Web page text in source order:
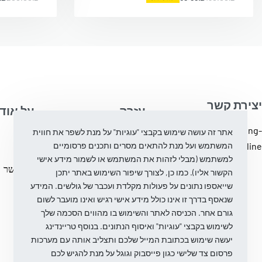
יצירת קשר
info@trending-
fashion.online
עֶזרָה
מדיניות ביטול והחלפת
מוצרים
על
בלוג
צור קשר
אתר זה עושה שימוש בקבצי "עוגיות" על מנת לשפר את חווית
המשתמש ועל מנת להתאים מסרים ותכנים פרסומיים
למשתמש (מבלי לזהות את המשתמש או לשמור מידע אישי
הקשור אליו). כמו כן, לצורך שיפור השימוש באתר יתכן
שייאספו נתונים על פעולות מקלדת ועכבר של גולשים. המידע
שנאסף בדרך זו אינו כולל מידע אישי רגיש ואינו מועבר לשום
גורם אחר. הכניסה לאתר והשימוש בו מהווים הסכמה שלך
לשימוש בקבצי "עוגיות" ואיסוף הנתונים. בנוסף טריינדינג
יעשה שימוש בכתובת המייל שלכם ותצליב אותה עם מערכות
פרסום צד שלישי כגון פייסבוק וגוגל על מנת להגיש לכם